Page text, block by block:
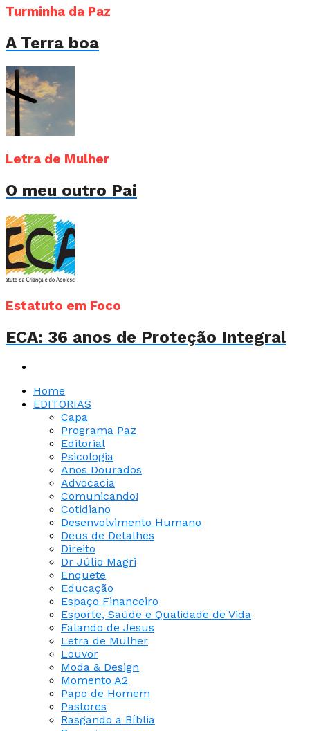
Turminha da Paz
A Terra boa
Letra de Mulher
O meu outro Pai
Estatuto em Foco
ECA: 36 anos de Proteção Integral
Home
EDITORIAS
Capa
Programa Paz
Editorial
Psicologia
Anos Dourados
Advocacia
Comunicando!
Cotidiano
Desenvolvimento Humano
Deus de Detalhes
Direito
Dr Júlio Magri
Enquete
Educação
Espaço Financeiro
Esporte, Saúde e Qualidade de Vida
Falando de Jesus
Letra de Mulher
Louvor
Moda & Design
Momento A2
Papo de Homem
Pastores
Rasgando a Bíblia